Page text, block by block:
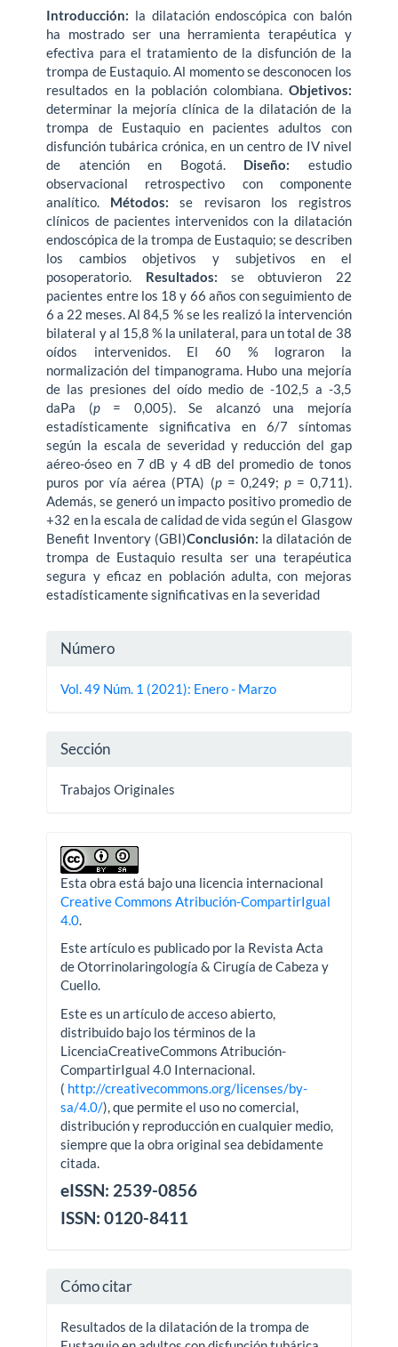
Introducción: la dilatación endoscópica con balón
ha mostrado ser una herramienta terapéutica y
efectiva para el tratamiento de la disfunción de la
trompa de Eustaquio. Al momento se desconocen los
resultados en la población colombiana. Objetivos:
determinar la mejoría clínica de la dilatación de la
trompa de Eustaquio en pacientes adultos con
disfunción tubárica crónica, en un centro de IV nivel
de atención en Bogotá.Diseño: estudio
observacional retrospectivo con componente
analítico. Métodos: se revisaron los registros
clínicos de pacientes intervenidos con la dilatación
endoscópica de la trompa de Eustaquio; se describen
los cambios objetivos y subjetivos en el
posoperatorio. Resultados: se obtuvieron 22
pacientes entre los 18 y 66 años con seguimiento de
6 a 22 meses. Al 84,5 % se les realizó la intervención
bilateral y al 15,8 % la unilateral, para un total de 38
oídos intervenidos. El 60 % lograron la
normalización del timpanograma. Hubo una mejoría
de las presiones del oído medio de -102,5 a -3,5
daPa (p= 0,005). Se alcanzó una mejoría
estadísticamente significativa en 6/7 síntomas
según la escala de severidad y reducción del gap
aéreo-óseo en 7 dB y 4 dB del promedio de tonos
puros por vía aérea (PTA) (p= 0,249; p= 0,711).
Además, se generó un impacto positivo promedio de
+32 en la escala de calidad de vida según el Glasgow
Benefit Inventory (GBI)Conclusión: la dilatación de
trompa de Eustaquio resulta ser una terapéutica
segura y eficaz en población adulta, con mejoras
estadísticamente significativas en la severidad
Detalles
del
Número
Vol. 49 Núm. 1 (2021): Enero - Marzo
Sección
Trabajos Originales
Esta obra está bajo una licencia internacional
Creative Commons Atribución-CompartirIgual
4.0.
Este artículo es publicado por la Revista Acta
de Otorrinolaringología & Cirugía de Cabeza y
Cuello.
Este es un artículo de acceso abierto,
distribuido bajo los términos de la
LicenciaCreativeCommons Atribución-
CompartirIgual 4.0 Internacional.
( http://creativecommons.org/licenses/by-
sa/4.0/), que permite el uso no comercial,
distribución y reproducción en cualquier medio,
siempre que la obra original sea debidamente
citada.
eISSN: 2539-0856
ISSN: 0120-8411
Cómo citar
Resultados de la dilatación de la trompa de